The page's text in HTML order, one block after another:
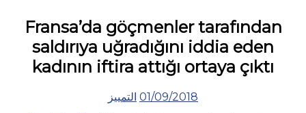
Fransa’da göçmenler tarafından
saldırıya uğradığını iddia eden
kadının iftira attığı ortaya çıktı
01/09/2018 التمييز